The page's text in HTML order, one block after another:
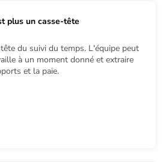
plus un casse-tête
du suivi du temps. L'équipe peut
à un moment donné et extraire
et la paie.